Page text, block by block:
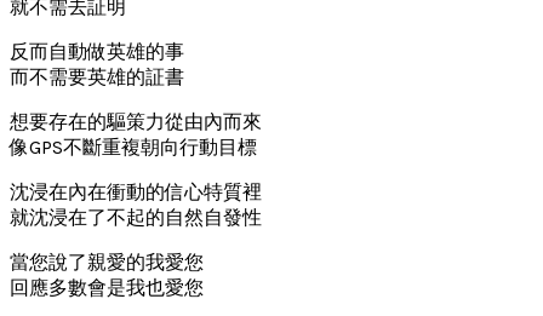
就不需去証明
反而自動做英雄的事
而不需要英雄的証書
想要存在的驅策力從由內而來
像GPS不斷重複朝向行動目標
沈浸在內在衝動的信心特質裡
就沈浸在了不起的自然自發性
當您說了親愛的我愛您
回應多數會是我也愛您